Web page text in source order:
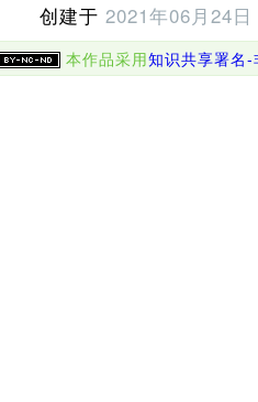
创建于 2021年06月24
本作品采用知识共享署名